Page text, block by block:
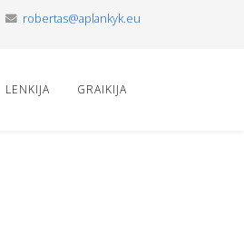
robertas@aplankyk.eu
LENKIJA GRAIKIJA